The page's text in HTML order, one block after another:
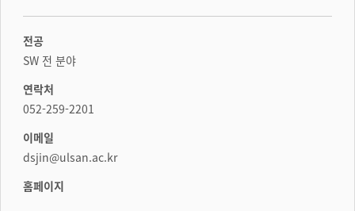
전공
SW 전 분야
연락처
052-259-2201
이메일
dsjin@ulsan.ac.kr
홈페이지